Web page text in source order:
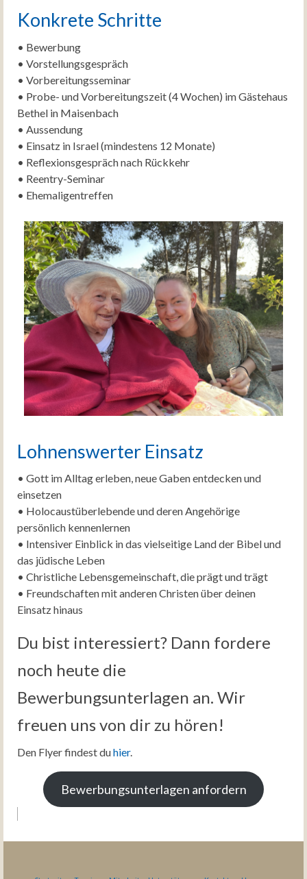
Konkrete Schritte
• Bewerbung
• Vorstellungsgespräch
• Vorbereitungsseminar
• Probe- und Vorbereitungszeit (4 Wochen) im Gästehaus
Bethel in Maisenbach
• Aussendung
• Einsatz in Israel (mindestens 12 Monate)
• Reflexionsgespräch nach Rückkehr
• Reentry-Seminar
• Ehemaligentreffen
Lohnenswerter Einsatz
• Gott im Alltag erleben, neue Gaben entdecken und
einsetzen
• Holocaustüberlebende und deren Angehörige
persönlich kennenlernen
• Intensiver Einblick in das vielseitige Land der Bibel und
das jüdische Leben
• Christliche Lebensgemeinschaft, die prägt und trägt
• Freundschaften mit anderen Christen über deinen
Einsatz hinaus
Du bist interessiert? Dann fordere
noch heute die
Bewerbungsunterlagen an. Wir
freuen uns von dir zu hören!
Den Flyer findest duhier.
Bewerbungsunterlagen anfordern